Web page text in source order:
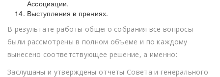
Ассоциации.
Выступления в прениях.
В результате работы общего собрания все вопросы
были рассмотрены в полном объеме и по каждому
вынесено соответствующее решение, а именно:
Заслушаны и утверждены отчеты Совета и генерального